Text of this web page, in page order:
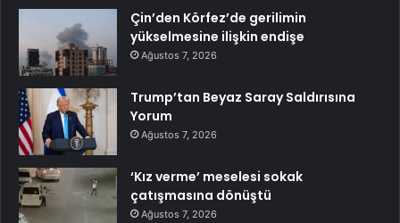
Çin’den Körfez’de gerilimin
yükselmesine ilişkin endişe
Ağustos 7, 2026
Trump’tan Beyaz Saray Saldırısına
Yorum
Ağustos 7, 2026
‘Kız verme’ meselesi sokak
çatışmasına dönüştü
Ağustos 7, 2026